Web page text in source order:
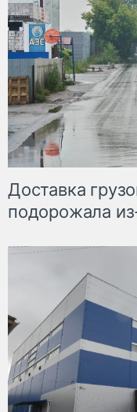
Доставка
подорожала